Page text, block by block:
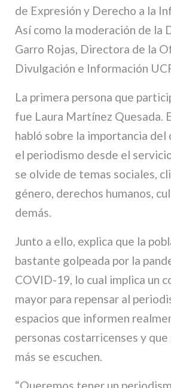
de Expresión y Derecho a la
Así como la moderación de la
Garro Rojas, Directora de la
Divulgación e Información
La primera persona que
fue Laura Martínez Quesada.
habló sobre la importancia del
el periodismo desde el
se olvide de temas sociales,
género, derechos humanos,
demás.
Junto a ello, explica que la
bastante golpeada por la
COVID-19, lo cual implica un
mayor para repensar al
espacios que informen
personas costarricenses y que
más se escuchen.
“Queremos tener un